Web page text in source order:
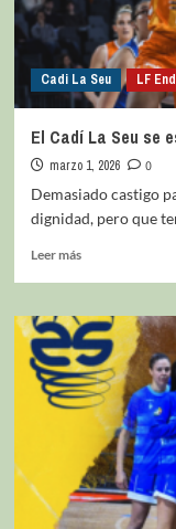
Cadi La Seu LF
El Cadí La Seu se
marzo 1, 2026
0
Demasiado castigo
dignidad, pero que
Leer más